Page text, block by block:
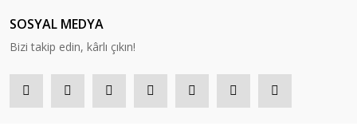
SOSYAL MEDYA
Bizi takip edin, kârlı çıkın!